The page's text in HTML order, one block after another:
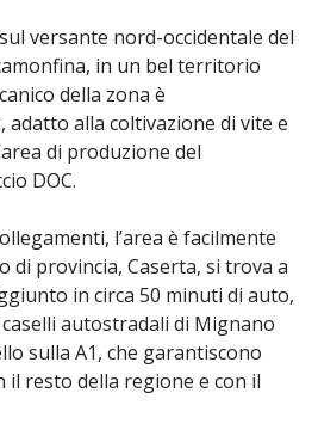
versante nord-occidentale del
in un bel territorio
della zona è
alla coltivazione di vite e
di produzione del
DOC.
l’area è facilmente
di provincia, Caserta, si trova a
in circa 50 minuti di auto,
autostradali di Mignano
sulla A1, che garantiscono
il resto della regione e con il